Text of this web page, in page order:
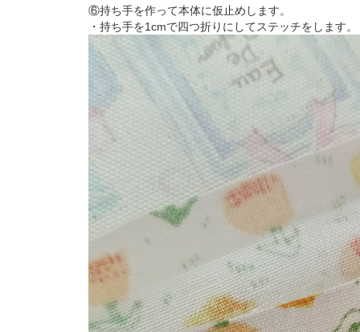
⑥持ち手を作って本体に仮止めします。
・持ち手を1cmで四つ折りにしてステッチをします。